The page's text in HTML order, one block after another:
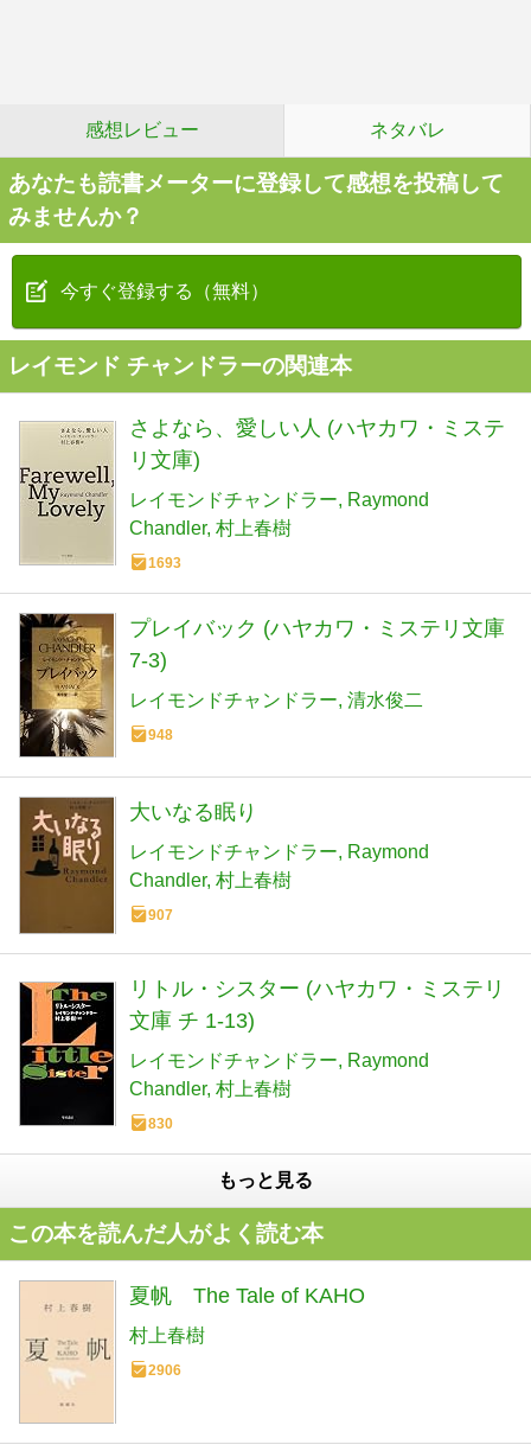
感想レビュー ネタバレ
あなたも読書メーターに登録して感想を投稿して
みませんか？
今すぐ登録する（無料）
レイモンド チャンドラーの関連本
さよなら、愛しい人 (ハヤカワ・ミステ
リ文庫)
レイモンドチャンドラー
Raymond
Chandler 村上春樹
1693
プレイバック (ハヤカワ・ミステリ文庫
7-3)
レイモンドチャンドラー 清水俊二
948
大いなる眠り
レイモンドチャンドラー
Raymond
Chandler 村上春樹
907
リトル・シスター (ハヤカワ・ミステリ
文庫 チ 1-13)
レイモンドチャンドラー
Raymond
Chandler 村上春樹
830
もっと見る
この本を読んだ人がよく読む本
夏帆 The Tale of KAHO
村上春樹
2906